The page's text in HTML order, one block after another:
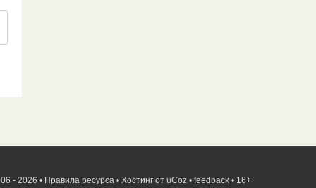
- 2026 • Правила ресурса • Хостинг от uCoz • feedback • 16+